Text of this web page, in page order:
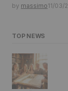
by massimo11/03/
TOP NEWS